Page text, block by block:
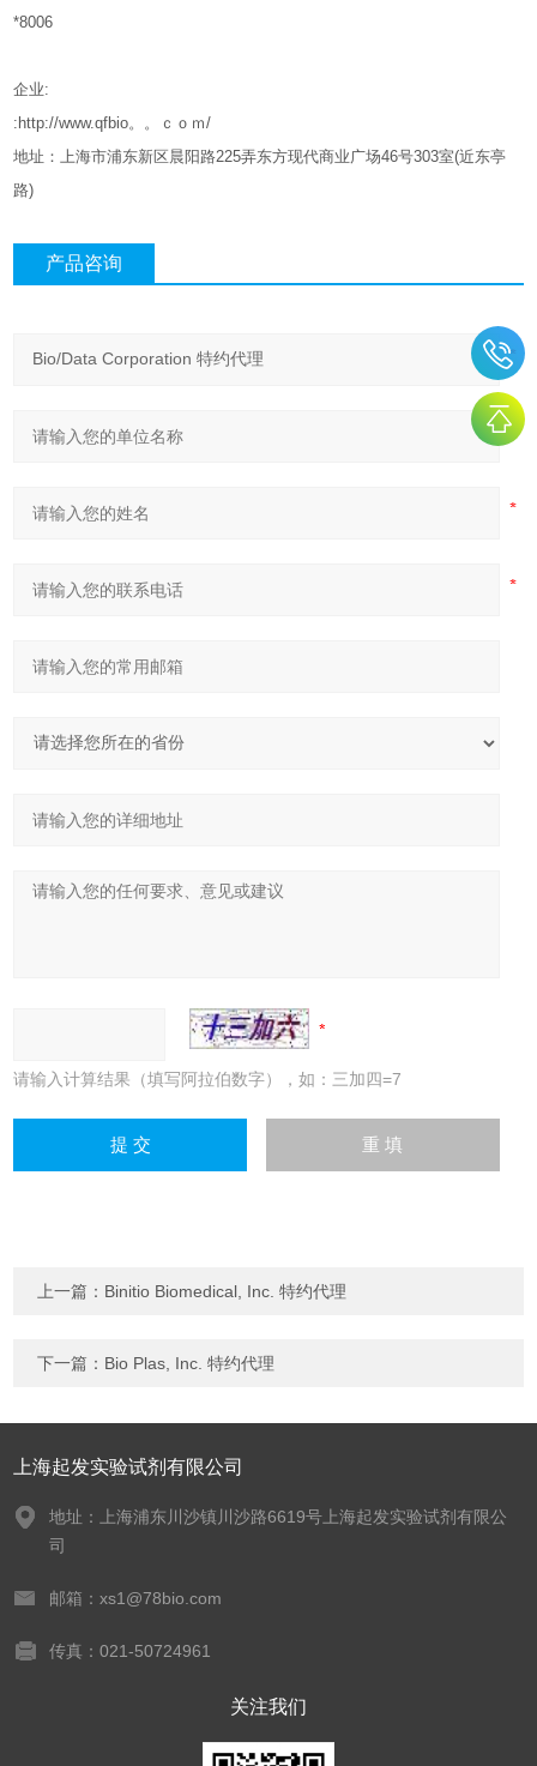
*8006
企业:
:http://www.qfbio。。ｃｏｍ/
地址：上海市浦东新区晨阳路225弄东方现代商业广场46号303室(近东亭
路)
产品咨询
请输入计算结果（填写阿拉伯数字），如：三加四=7
上一篇： Binitio Biomedical, Inc. 特约代理
下一篇： Bio Plas, Inc. 特约代理
上海起发实验试剂有限公司
地址：上海浦东川沙镇川沙路6619号上海起发实验试剂有限公
司
邮箱：xs1@78bio.com
传真：021-50724961
关注我们